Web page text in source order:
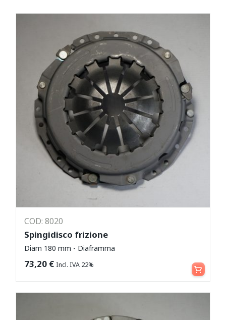
COD: 8020
Spingidisco frizione
Diam 180 mm - Diaframma
73,20 € Incl. IVA 22% Aggiungi al carrello